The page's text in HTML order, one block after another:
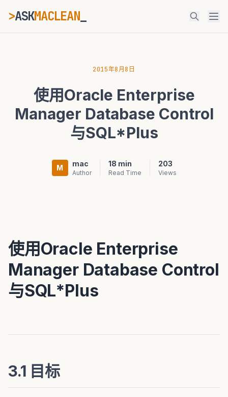
>ASKMACLEAN_
⌘K Ctrl+K
2015年8月8日
使用Oracle Enterprise
Manager Database Control
与SQL*Plus
M mac
Author
18 min
Read Time
203
Views
使用Oracle Enterprise
Manager Database Control
与SQL*Plus
3.1 目标